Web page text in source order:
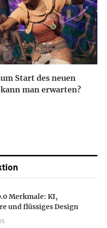
Start des neuen
man erwarten?
Merkmale: KI,
und flüssiges Design